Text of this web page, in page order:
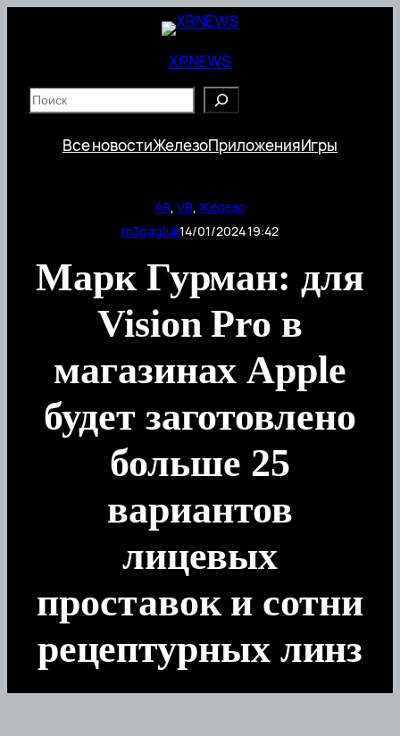
XRNEWS
Все новостиЖелезоПриложенияИгры
AR, VR, Железо
m3gagluk14/01/2024 19:42
Марк Гурман: для
Vision Pro в
магазинах Apple
будет заготовлено
больше 25
вариантов
лицевых
проставок и сотни
рецептурных линз